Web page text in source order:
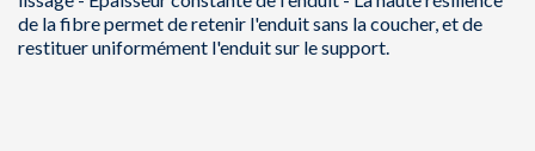
de la fibre permet de retenir l'enduit sans la coucher, et de
restituer uniformément l'enduit sur le support.